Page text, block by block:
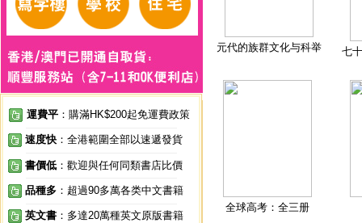
運費平 ：購滿HK$200起免運費政策
速度快 ：全港範圍全部以速遞發貨
書價低 ：歡迎與任何同類書店比價
品種多 ：超過90多萬各类中文書籍
英文書 ：多達20萬種英文原版書籍
元代的族群文化与科举 七
全球高考：全三册